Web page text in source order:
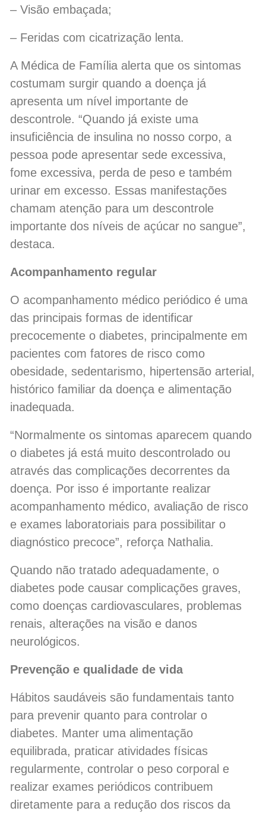
– Visão embaçada;
– Feridas com cicatrização lenta.
A Médica de Família alerta que os sintomas
costumam surgir quando a doença já
apresenta um nível importante de
descontrole. “Quando já existe uma
insuficiência de insulina no nosso corpo, a
pessoa pode apresentar sede excessiva,
fome excessiva, perda de peso e também
urinar em excesso. Essas manifestações
chamam atenção para um descontrole
importante dos níveis de açúcar no sangue”,
destaca.
Acompanhamento regular
O acompanhamento médico periódico é uma
das principais formas de identificar
precocemente o diabetes, principalmente em
pacientes com fatores de risco como
obesidade, sedentarismo, hipertensão arterial,
histórico familiar da doença e alimentação
inadequada.
“Normalmente os sintomas aparecem quando
o diabetes já está muito descontrolado ou
através das complicações decorrentes da
doença. Por isso é importante realizar
acompanhamento médico, avaliação de risco
e exames laboratoriais para possibilitar o
diagnóstico precoce”, reforça Nathalia.
Quando não tratado adequadamente, o
diabetes pode causar complicações graves,
como doenças cardiovasculares, problemas
renais, alterações na visão e danos
neurológicos.
Prevenção e qualidade de vida
Hábitos saudáveis são fundamentais tanto
para prevenir quanto para controlar o
diabetes. Manter uma alimentação
equilibrada, praticar atividades físicas
regularmente, controlar o peso corporal e
realizar exames periódicos contribuem
diretamente para a redução dos riscos da